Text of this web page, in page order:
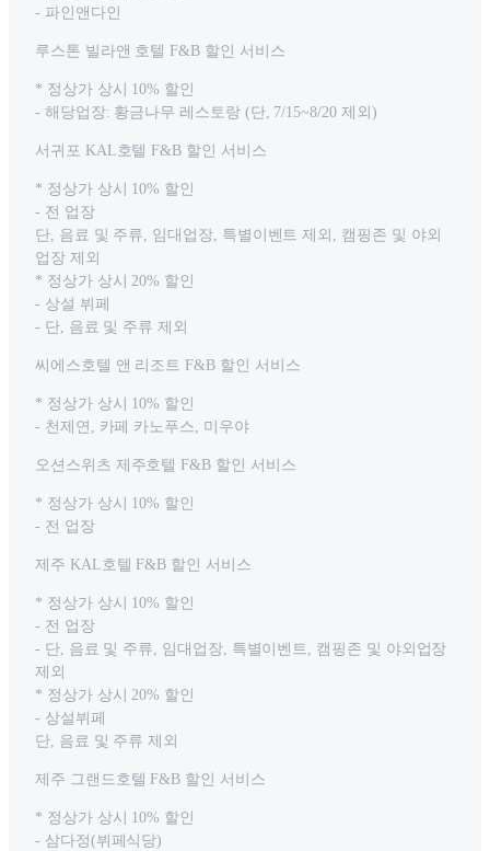
- 파인앤다인
루스톤 빌라앤 호텔 F&B 할인 서비스
* 정상가 상시 10% 할인
- 해당업장: 황금나무 레스토랑 (단, 7/15~8/20 제외)
서귀포 KAL호텔 F&B 할인 서비스
* 정상가 상시 10% 할인
- 전 업장
단, 음료 및 주류, 임대업장, 특별이벤트 제외, 캠핑존 및 야외
업장 제외
* 정상가 상시 20% 할인
- 상설 뷔페
- 단, 음료 및 주류 제외
씨에스호텔 앤 리조트 F&B 할인 서비스
* 정상가 상시 10% 할인
- 천제연, 카페 카노푸스, 미우야
오션스위츠 제주호텔 F&B 할인 서비스
* 정상가 상시 10% 할인
- 전 업장
제주 KAL호텔 F&B 할인 서비스
* 정상가 상시 10% 할인
- 전 업장
- 단, 음료 및 주류, 임대업장, 특별이벤트, 캠핑존 및 야외업장
제외
* 정상가 상시 20% 할인
- 상설뷔페
단, 음료 및 주류 제외
제주 그랜드호텔 F&B 할인 서비스
* 정상가 상시 10% 할인
- 삼다정(뷔페식당)